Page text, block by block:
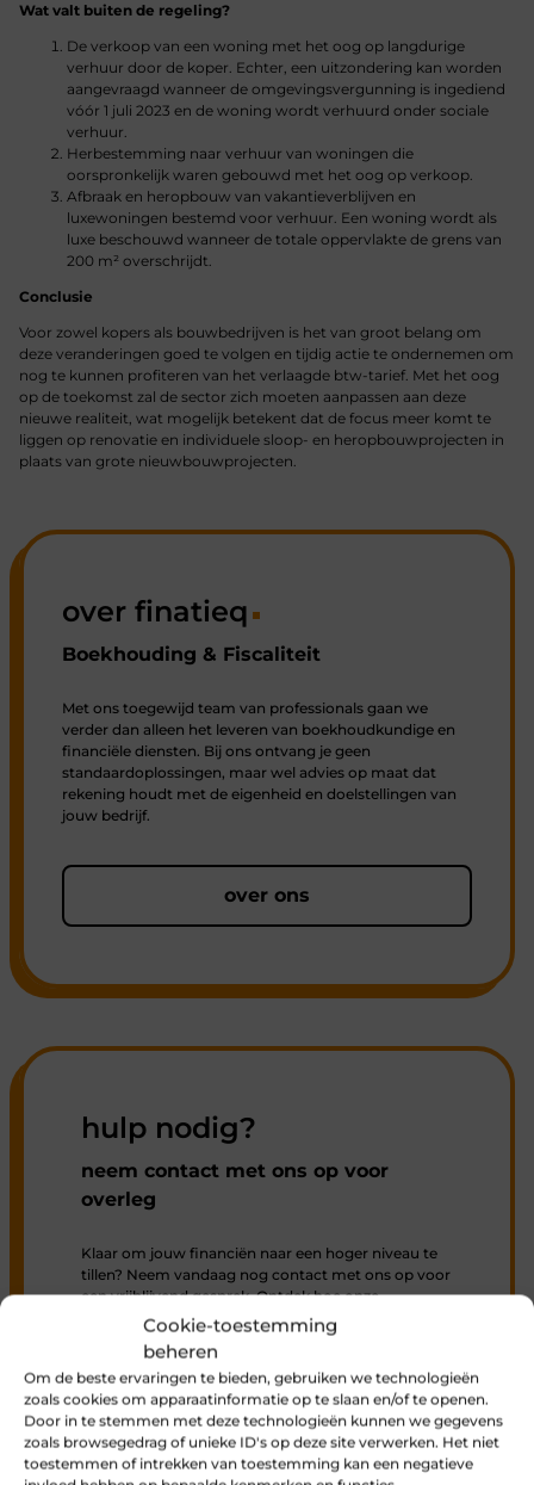
Cookie-toestemming
beheren
Om de beste ervaringen te bieden, gebruiken we technologieën
zoals cookies om apparaatinformatie op te slaan en/of te openen.
Door in te stemmen met deze technologieën kunnen we gegevens
zoals browsegedrag of unieke ID's op deze site verwerken. Het niet
toestemmen of intrekken van toestemming kan een negatieve
Wat valt buiten de regeling?
De verkoop van een woning met het oog op langdurige
verhuur door de koper. Echter, een uitzondering kan worden
aangevraagd wanneer de omgevingsvergunning is ingediend
vóór 1 juli 2023 en de woning wordt verhuurd onder sociale
verhuur.
Herbestemming naar verhuur van woningen die
oorspronkelijk waren gebouwd met het oog op verkoop.
Afbraak en heropbouw van vakantieverblijven en
luxewoningen bestemd voor verhuur. Een woning wordt als
luxe beschouwd wanneer de totale oppervlakte de grens van
200 m² overschrijdt.
Conclusie
Voor zowel kopers als bouwbedrijven is het van groot belang om
deze veranderingen goed te volgen en tijdig actie te ondernemen om
nog te kunnen profiteren van het verlaagde btw-tarief. Met het oog
op de toekomst zal de sector zich moeten aanpassen aan deze
nieuwe realiteit, wat mogelijk betekent dat de focus meer komt te
liggen op renovatie en individuele sloop- en heropbouwprojecten in
plaats van grote nieuwbouwprojecten.
over finatieq
Boekhouding & Fiscaliteit
Met ons toegewijd team van professionals gaan we
verder dan alleen het leveren van boekhoudkundige en
financiële diensten. Bij ons ontvang je geen
standaardoplossingen, maar wel advies op maat dat
rekening houdt met de eigenheid en doelstellingen van
jouw bedrijf.
over ons
hulp nodig?
neem contact met ons op voor
overleg
Klaar om jouw financiën naar een hoger niveau te
tillen? Neem vandaag nog contact met ons op voor
een vrijblijvend gesprek. Ontdek hoe onze
accountancy-experts u kunnen helpen jouw bedrijf
te laten groeien, jouw administratie te stroomlijnen
en jouw financiële doelen te bereiken. Samen
zorgen we voor succes en gemoedsrust.
contacteer ons